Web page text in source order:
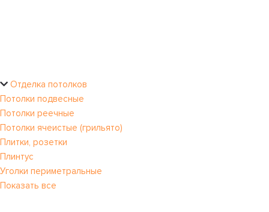
Отделка потолков
Потолки подвесные
Потолки реечные
Потолки ячеистые (грильято)
Плитки, розетки
Плинтус
Уголки периметральные
Показать все